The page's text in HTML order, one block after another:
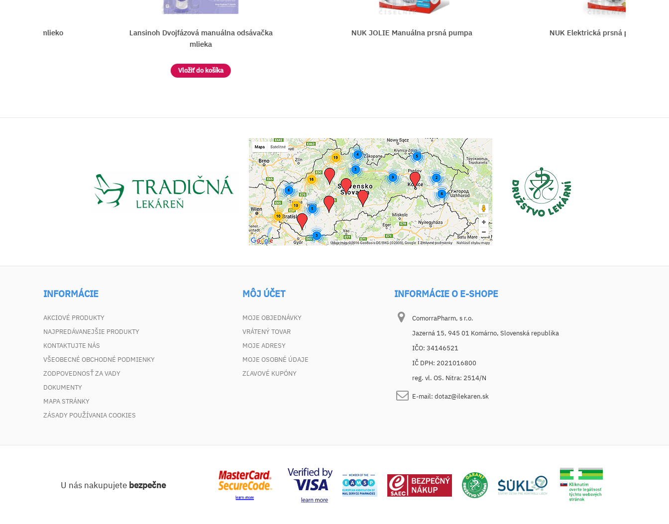
na mlieko
Lansinoh Dvojfázová manuálna odsávačka
mlieka
Vložiť do košíka
NUK JOLIE Manuálna prsná pumpa NUK Elektrická prsná pumpa Nature
INFORMÁCIE
AKCIOVÉ PRODUKTY
NAJPREDÁVANEJŠIE PRODUKTY
KONTAKTUJTE NÁS
VŠEOBECNÉ OBCHODNÉ PODMIENKY
ZODPOVEDNOSŤ ZA VADY
DOKUMENTY
MAPA STRÁNKY
ZÁSADY POUŽÍVANIA COOKIES
MÔJ ÚČET
MOJE OBJEDNÁVKY
VRÁTENÝ TOVAR
MOJE ADRESY
MOJE OSOBNÉ ÚDAJE
ZĽAVOVÉ KUPÓNY
INFORMÁCIE O E-SHOPE
ComorraPharm, s r.o.
Jazerná 15, 945 01 Komárno, Slovenská republika
IČO: 34146521
IČ DPH: 2021016800
reg. vl. OS. Nitra: 2514/N
E-mail: dotaz@ilekaren.sk
U nás nakupujete bezpečne